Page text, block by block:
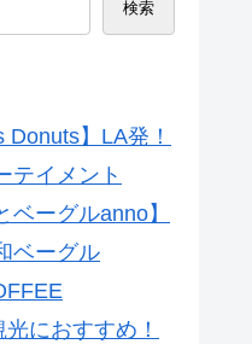
検索
】LA発！
テイメント
ーグルanno】
ベーグル
におすすめ！